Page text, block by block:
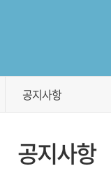
공지사항
공지사항